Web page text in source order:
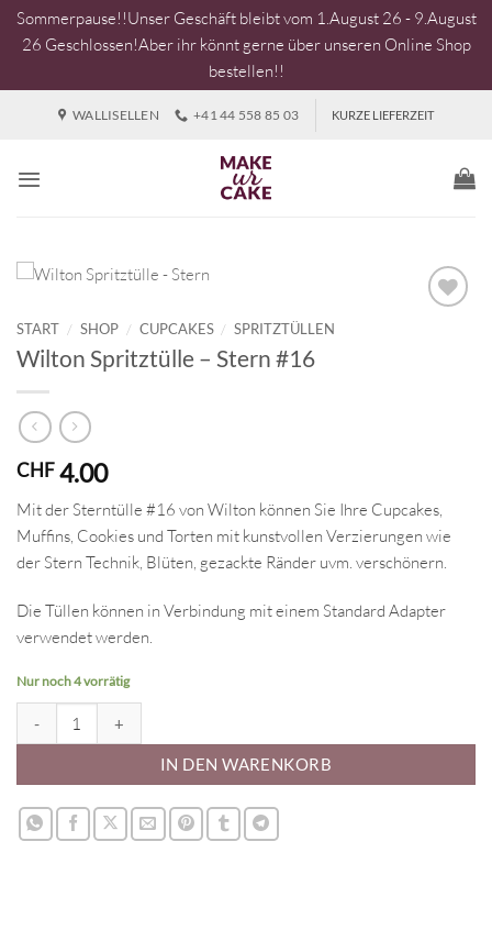
Sommerpause!!Unser Geschäft bleibt vom 1.August 26 - 9.August
26 Geschlossen!Aber ihr könnt gerne über unseren Online Shop
bestellen!!
WALLISELLEN +41 44 558 85 03 KURZE LIEFERZEIT
START / SHOP / CUPCAKES / SPRITZTÜLLEN
Wilton Spritztülle – Stern #16
CHF4.00
Mit der Sterntülle #16 von Wilton können Sie Ihre Cupcakes,
Muffins, Cookies und Torten mit kunstvollen Verzierungen wie
der Stern Technik, Blüten, gezackte Ränder uvm. verschönern.
Die Tüllen können in Verbindung mit einem Standard Adapter
verwendet werden.
Nur noch 4 vorrätig
IN DEN WARENKORB